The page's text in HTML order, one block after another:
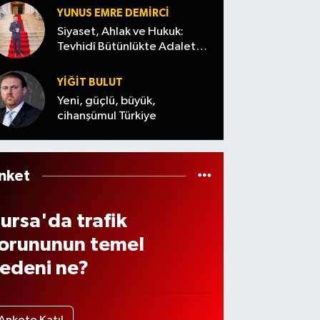
Karat
epe’d
en
ar
YUNUS EMRE DEMIRCI
Siyaset, Ahlak ve Hukuk:
Tevhidî Bütünlükte Adalet
YİĞİT BULUT
Yeni, güçlü, büyük,
cihanşümul Türkiye
trafik
temel
ne?